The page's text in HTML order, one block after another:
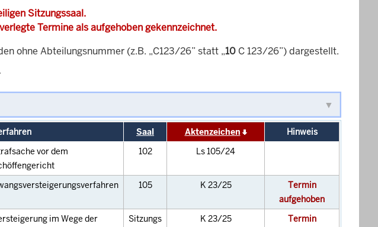
Sitzungssaal.
Termine als aufgehoben gekennzeichnet.
ohne Abteilungsnummer (z.B. „C123/26” statt „10 C 123/26”) dargestellt.
Saal Aktenzeichen
Hinweis
vor dem
102 Ls 105/24
105 K 23/25
Termin
aufgehoben
im Wege der
Sitzungs
K 23/25
Termin